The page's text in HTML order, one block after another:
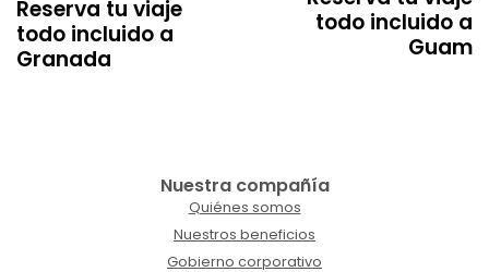
Reserva tu viaje
todo incluido a
Granada
todo incluido a
Guam
Nuestra compañía
Quiénes somos
Nuestros beneficios
Gobierno corporativo